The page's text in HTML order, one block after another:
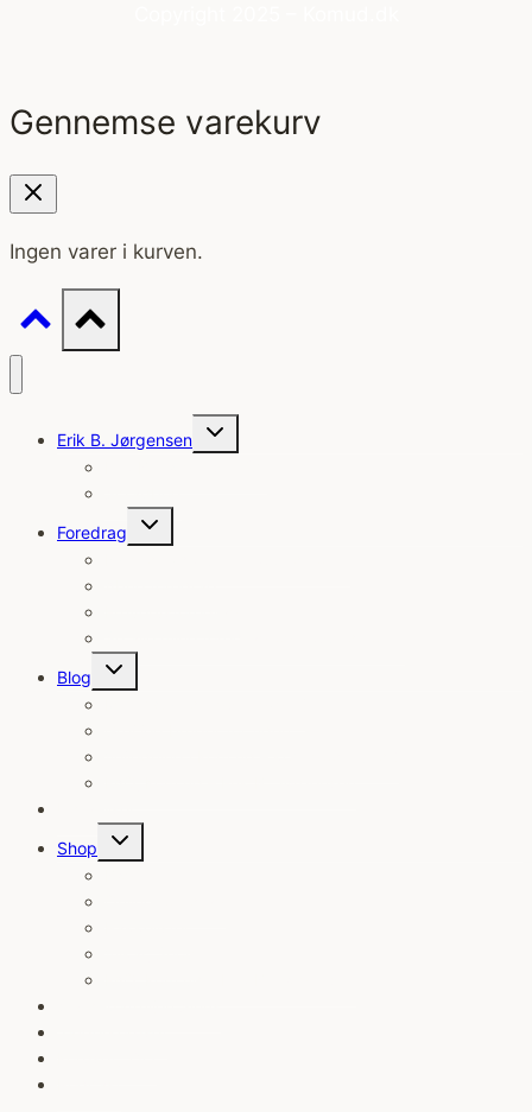
Gennemse varekurv
Ingen varer i kurven.
Erik B. Jørgensen
Skift
undermenu
Foredrag
Skift
undermenu
Blog
Skift
undermenu
Shop
Skift
undermenu